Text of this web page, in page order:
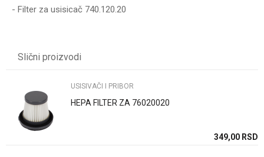
- Filter za usisicač 740.120.20
Težina specifikacija
Poruka
Slični proizvodi
USISIVAČI I PRIBOR
HEPA FILTER ZA 76020020
349,00 RSD